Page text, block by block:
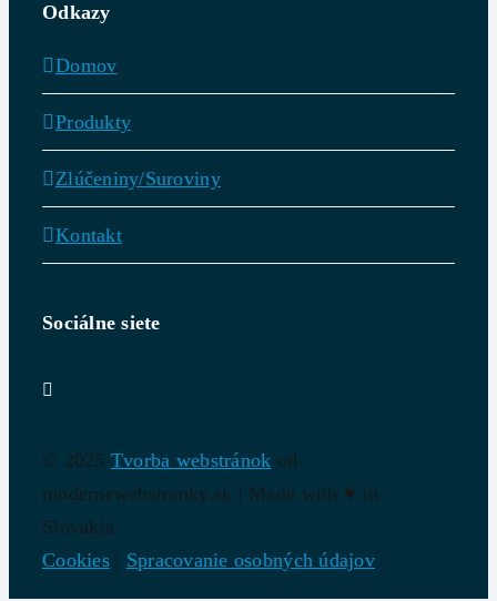
Odkazy
Domov
Produkty
Zlúčeniny/Suroviny
Kontakt
Sociálne siete
© 2025 Tvorba webstránok od
modernewebstranky.sk | Made with ♥ in
Slovakia
Cookies | Spracovanie osobných údajov